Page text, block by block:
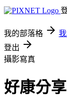
我的部落格
登出
攝影寫真
好康分